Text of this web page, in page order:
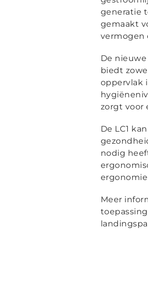
generatie
gemaakt
vermogen
De
biedt
oppervlak
zorgt voor
De LC1
nodig
Meer